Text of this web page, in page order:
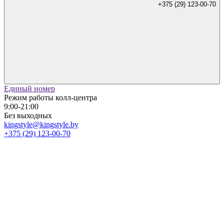
+375 (29) 123-00-70
Единый номер
Режим работы колл-центра
9:00-21:00
Без выходных
kingstyle@kingstyle.by
+375 (29) 123-00-70